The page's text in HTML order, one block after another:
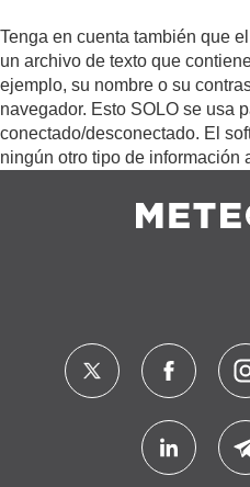
Tenga en cuenta también que
un archivo de texto que
ejemplo, su nombre o su
navegador. Esto SOLO se usa
conectado/desconectado. El
ningún otro tipo de información